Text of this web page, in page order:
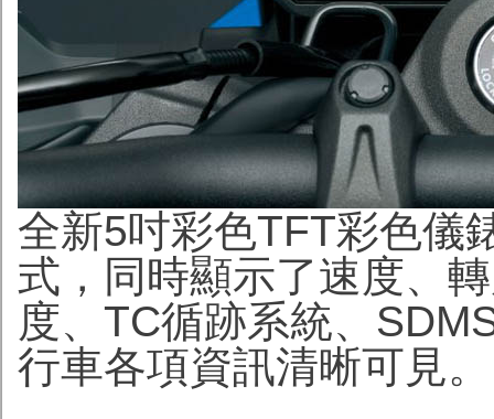
全新5吋彩色TFT彩色儀
式，同時顯示了速度、
度、TC循跡系統、
行車各項資訊清晰可見。